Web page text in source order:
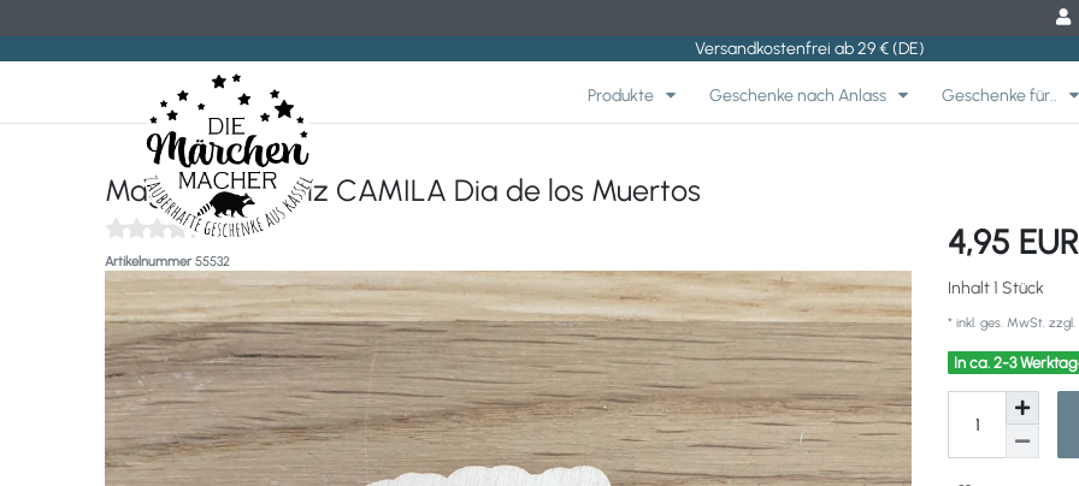
Versandkostenfrei ab 29 € (DE)
Produkte Geschenke nach Anlass Geschenke für..
Magnet aus Holz CAMILA Dia de los Muertos
(0)
Artikelnummer 55532 4,95 EUR
Inhalt1 Stück
* inkl. ges. MwSt. zzgl.
In ca. 2-3